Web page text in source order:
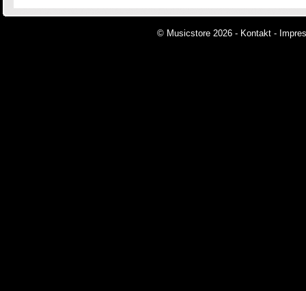
© Musicstore 2026 - Kontakt -